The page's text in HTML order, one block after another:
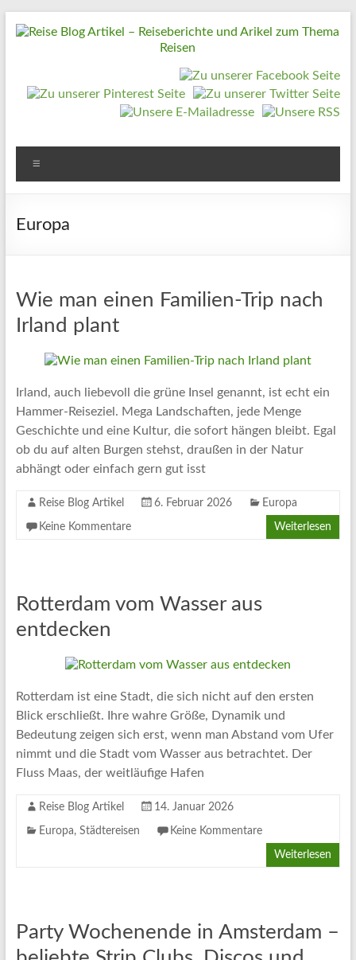
Inhalt
Blog
–
Reiseberichte
Arikel
zum
Reisen
Reise
Artikel
und
Informationen
zum
Thema
Reisen
Europa
Wie man einen Familien-Trip nach
Irland plant
Irland, auch liebevoll die grüne Insel genannt, ist echt ein
Hammer-Reiseziel. Mega Landschaften, jede Menge
Geschichte und eine Kultur, die sofort hängen bleibt. Egal
ob du auf alten Burgen stehst, draußen in der Natur
abhängt oder einfach gern gut isst
Reise Blog Artikel 6. Februar 2026 Europa
Keine Kommentare Weiterlesen
Rotterdam vom Wasser aus
entdecken
Rotterdam ist eine Stadt, die sich nicht auf den ersten
Blick erschließt. Ihre wahre Größe, Dynamik und
Bedeutung zeigen sich erst, wenn man Abstand vom Ufer
nimmt und die Stadt vom Wasser aus betrachtet. Der
Fluss Maas, der weitläufige Hafen
Reise Blog Artikel 14. Januar 2026
Europa, Städtereisen Keine Kommentare
Weiterlesen
Party Wochenende in Amsterdam –